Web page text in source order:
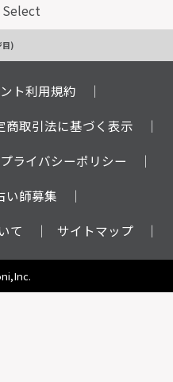
目)
ト利用規約
商取引法に基づく表示
プライバシーポリシー
い師募集
て
サイトマップ